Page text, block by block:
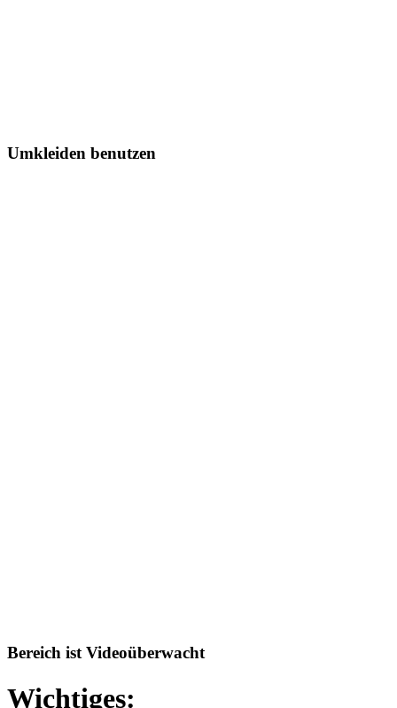
Umkleiden benutzen
Bereich ist Videoüberwacht
Wichtiges: